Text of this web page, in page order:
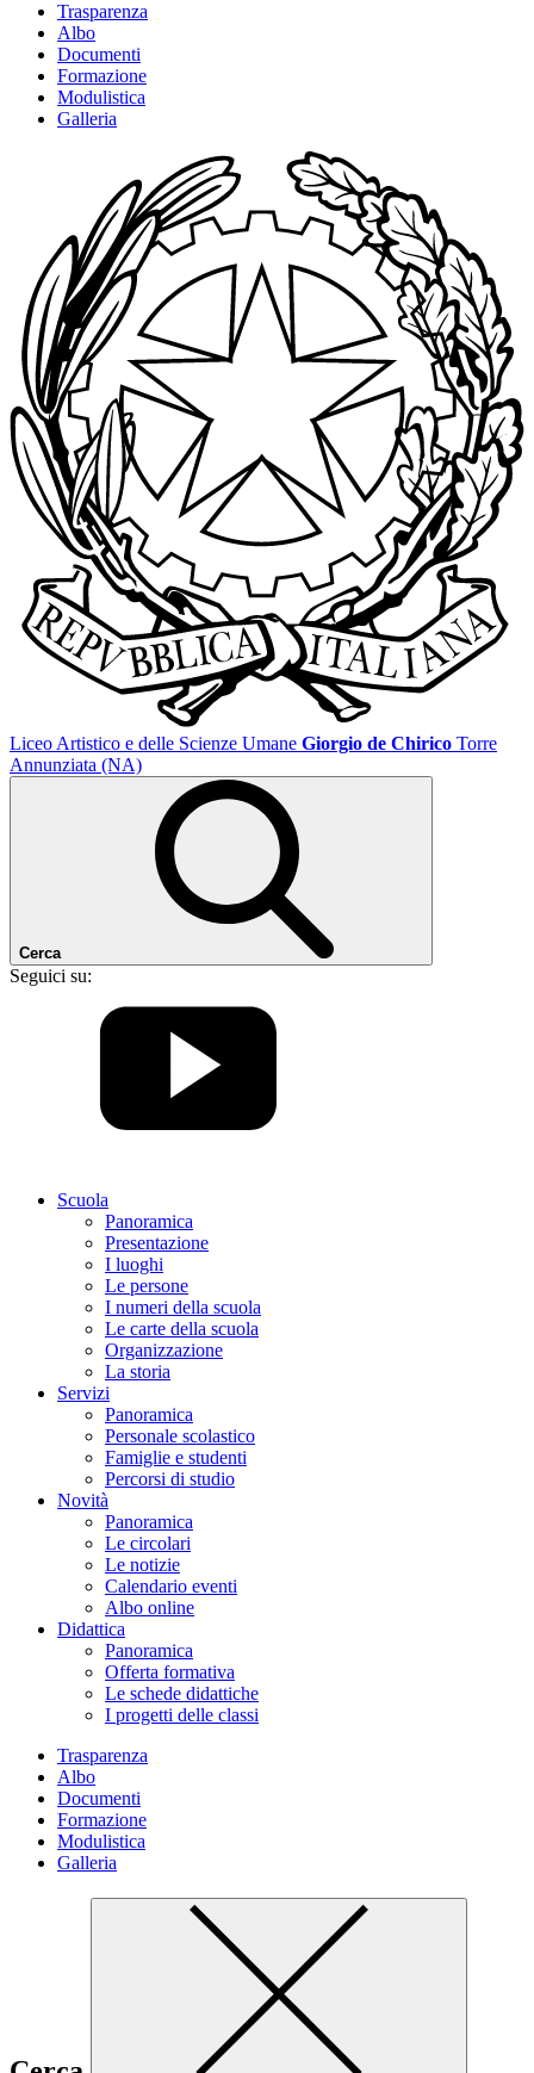
Trasparenza
Albo
Documenti
Formazione
Modulistica
Galleria
Liceo Artistico e delle Scienze Umane Giorgio de Chirico Torre
Annunziata (NA)
Cerca
Seguici su:
Scuola
Panoramica
Presentazione
I luoghi
Le persone
I numeri della scuola
Le carte della scuola
Organizzazione
La storia
Servizi
Panoramica
Personale scolastico
Famiglie e studenti
Percorsi di studio
Novità
Panoramica
Le circolari
Le notizie
Calendario eventi
Albo online
Didattica
Panoramica
Offerta formativa
Le schede didattiche
I progetti delle classi
Trasparenza
Albo
Documenti
Formazione
Modulistica
Galleria